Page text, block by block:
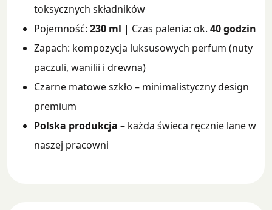
toksycznych składników
Pojemność: 230 ml | Czas palenia: ok. 40 godzin
Zapach: kompozycja luksusowych perfum (nuty
paczuli, wanilii i drewna)
Czarne matowe szkło – minimalistyczny design
premium
Polska produkcja – każda świeca ręcznie lane w
naszej pracowni
Make
It